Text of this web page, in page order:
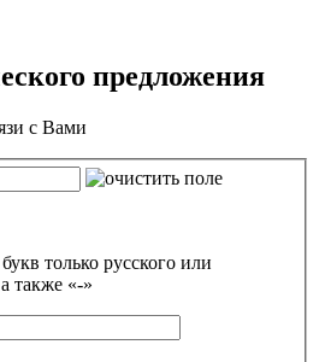
предложения
с Вами
только русского или
а также «-»